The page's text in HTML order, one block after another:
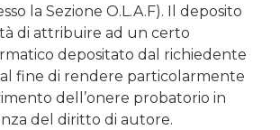
la Sezione O.L.A.F). Il deposito
di attribuire ad un certo
depositato dal richiedente
fine di rendere particolarmente
dell’onere probatorio in
del diritto di autore.